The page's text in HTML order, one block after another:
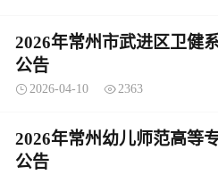
2026年常州市武进区卫健
公告
2026-04-10 2363
2026年常州幼儿师范高等
公告